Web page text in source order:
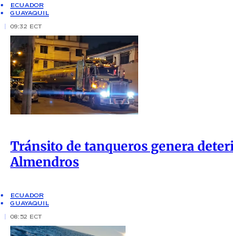
ECUADOR
GUAYAQUIL
09:32 ECT
Tránsito de tanqueros genera
Almendros
ECUADOR
GUAYAQUIL
08:52 ECT